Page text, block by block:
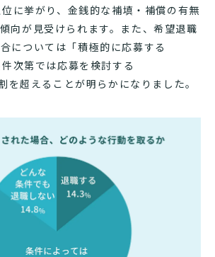
位に挙がり、金銭的な補填・補償の有無
向が見受けられます。また、希望退職
については「積極的に応募する
次第では応募を検討する
を超えることが明らかになりました。